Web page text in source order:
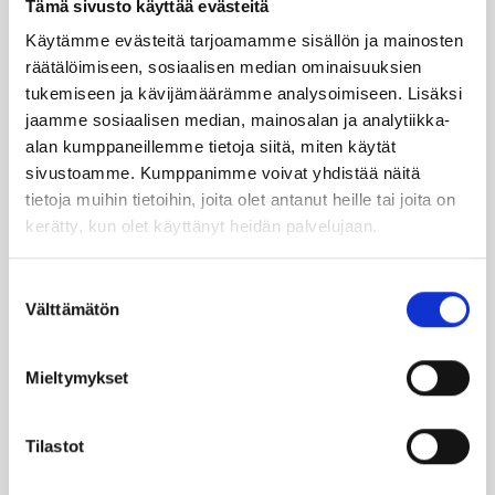
Tämä sivusto käyttää evästeitä
Käytämme evästeitä tarjoamamme sisällön ja mainosten
räätälöimiseen, sosiaalisen median ominaisuuksien
tukemiseen ja kävijämäärämme analysoimiseen. Lisäksi
jaamme sosiaalisen median, mainosalan ja analytiikka-
alan kumppaneillemme tietoja siitä, miten käytät
sivustoamme. Kumppanimme voivat yhdistää näitä
tietoja muihin tietoihin, joita olet antanut heille tai joita on
kerätty, kun olet käyttänyt heidän palvelujaan.
valinta
Välttämätön
Mieltymykset
Tilastot
TILAA UUTIS­KIR­JE
SUO­SIT­TE­LE KAVE­RIL­LE
Face­bookIns­ta­gram
Läm­möl­lä on ener­gia­te­hok­kuus­so­pi­mus
Höy­lä IV:n kulut­ta­ja­tie­do­tus­ka­na­va. Läm­
möl­lä-leh­ti uuti­soi ja taus­toit­taa ajan­koh­
tai­sia asioi­ta öljy­läm­mi­tyk­ses­tä ja laa­jem­